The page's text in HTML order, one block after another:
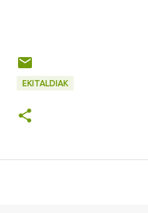
EKITALDIAK